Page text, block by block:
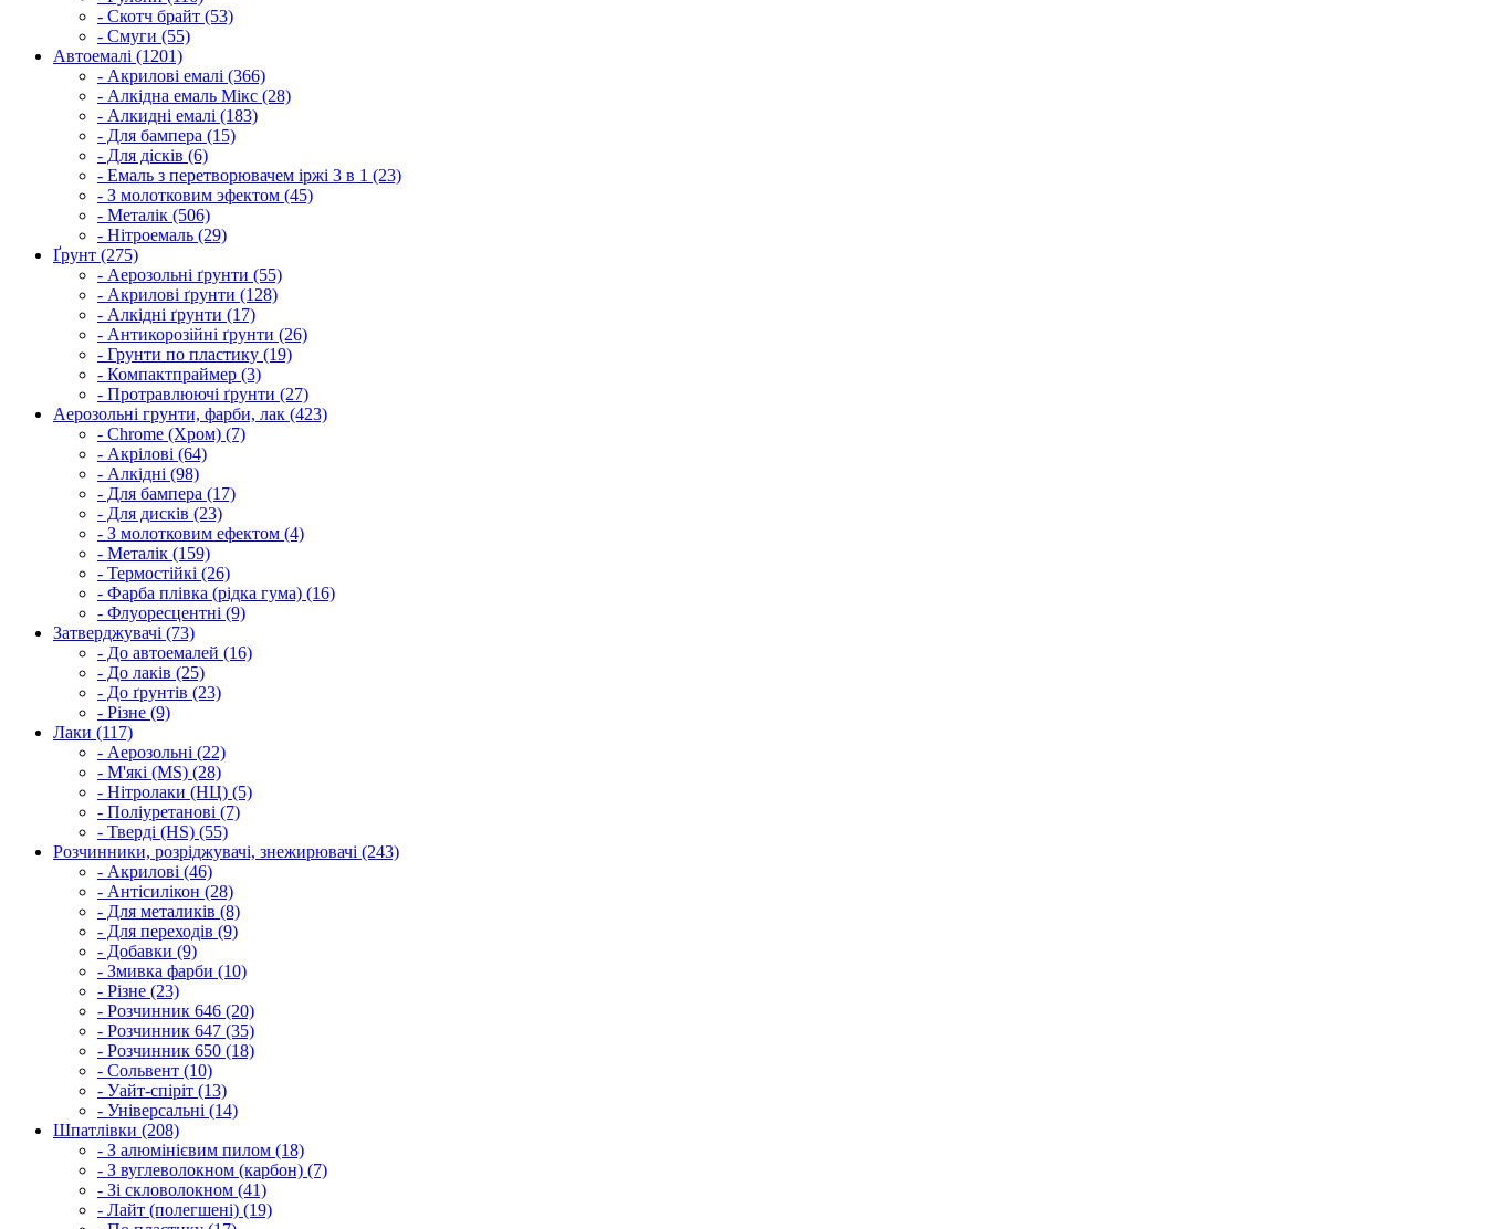
- Скотч брайт (53)
- Смуги (55)
Автоемалі (1201)
- Акрилові емалі (366)
- Алкідна емаль Мікс (28)
- Алкидні емалі (183)
- Для бампера (15)
- Для дісків (6)
- Емаль з перетворювачем іржі 3 в 1 (23)
- З молотковим эфектом (45)
- Металік (506)
- Нітроемаль (29)
Ґрунт (275)
- Аерозольні ґрунти (55)
- Акрилові ґрунти (128)
- Алкідні ґрунти (17)
- Антикорозійні ґрунти (26)
- Грунти по пластику (19)
- Компактпраймер (3)
- Протравлюючі ґрунти (27)
Аерозольні грунти, фарби, лак (423)
- Chrome (Хром) (7)
- Акрілові (64)
- Алкідні (98)
- Для бампера (17)
- Для дисків (23)
- З молотковим ефектом (4)
- Металік (159)
- Термостійкі (26)
- Фарба плівка (рідка гума) (16)
- Флуоресцентні (9)
Затверджувачі (73)
- До автоемалей (16)
- До лаків (25)
- До ґрунтів (23)
- Різне (9)
Лаки (117)
- Аерозольні (22)
- М'які (MS) (28)
- Нітролаки (НЦ) (5)
- Поліуретанові (7)
- Тверді (HS) (55)
Розчинники, розріджувачі, знежирювачі (243)
- Акрилові (46)
- Антісилікон (28)
- Для металиків (8)
- Для переходів (9)
- Добавки (9)
- Змивка фарби (10)
- Різне (23)
- Розчинник 646 (20)
- Розчинник 647 (35)
- Розчинник 650 (18)
- Сольвент (10)
- Уайт-спіріт (13)
- Універсальні (14)
Шпатлівки (208)
- З алюмінієвим пилом (18)
- З вуглеволокном (карбон) (7)
- Зі скловолокном (41)
- Лайт (полегшені) (19)